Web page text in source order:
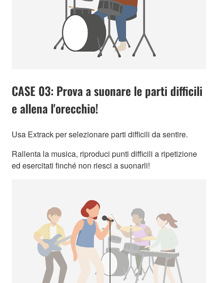
CASE 03: Prova a suonare le parti difficili
e allena l'orecchio!
Usa Extrack per selezionare parti difficili da sentire.
Rallenta la musica, riproduci punti difficili a ripetizione
ed esercitati finché non riesci a suonarli!